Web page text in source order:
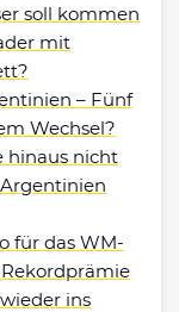
soll kommen
mit
– Fünf
Wechsel?
hinaus nicht
für das WM-
ins